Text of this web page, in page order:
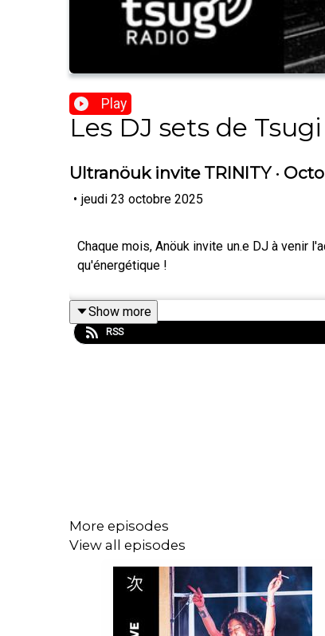
Play
Les DJ sets de
Ultranöuk invite TRINITY ·
• jeudi 23 octobre 2025
Chaque mois, Anöuk invite un.e DJ à venir
qu'énergétique !
Show more
RSS
More episodes
View all episodes